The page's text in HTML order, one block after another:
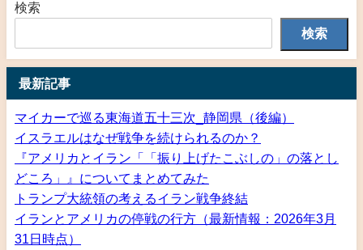
検索
検索
最新記事
マイカーで巡る東海道五十三次_静岡県（後編）
イスラエルはなぜ戦争を続けられるのか？
『アメリカとイラン「「振り上げたこぶしの」の落とし
どころ」』についてまとめてみた
トランプ大統領の考えるイラン戦争終結
イランとアメリカの停戦の行方（最新情報：2026年3月
31日時点）